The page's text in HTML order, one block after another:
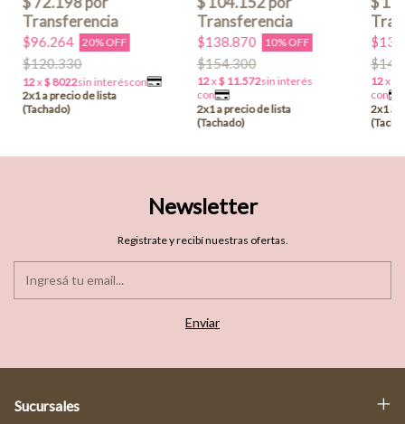
$96.264 20% OFF
$120.330
$138.870 10% OFF
$154.300
Newsletter
Registrate y recibí nuestras ofertas.
Sucursales